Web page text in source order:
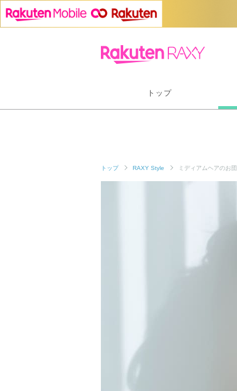
トップ
トップ RAXY Style ミディアムヘアのお